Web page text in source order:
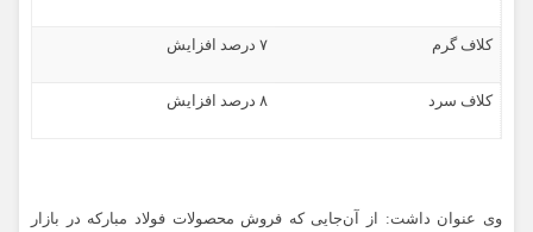
کلاف گرم ۷ درصد افزایش
کلاف سرد ۸ درصد افزایش
وی عنوان داشت: از آن‌جایی که فروش محصولات فولاد مبارکه در بازار